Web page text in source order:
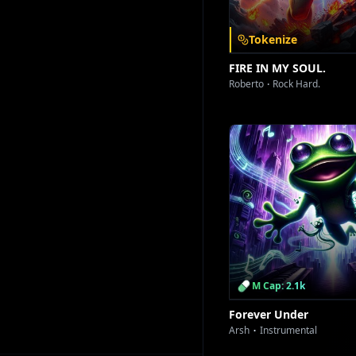
Dar cu
Tokenize
FIRE IN MY SOUL.
Roberto Rock Hard.
M Cap: 2.1k
Forever Under
Arsh Instrumental